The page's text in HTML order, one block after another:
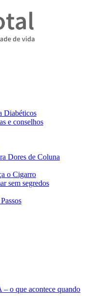
Diabéticos
e conselhos
Dores de Coluna
o Cigarro
sem segredos
o que acontece quando